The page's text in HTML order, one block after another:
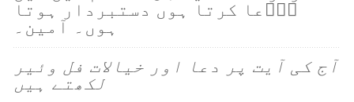
دُؑعا کرتا ہوں دستبردار ہوتا
ہوں۔ آمین۔
آج کی آیت پر دعا اور خیالات فل وئیر
لکھتے ہیں